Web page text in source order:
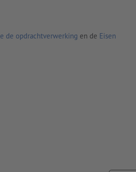
de opdrachtverwerking en de Eisen